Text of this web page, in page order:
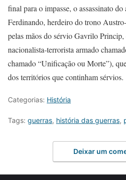
final para o impasse, o assassinato
Ferdinando, herdeiro do trono
pelas mãos do sérvio Gavrilo
nacionalista-terrorista armado
chamado “Unificação ou Morte”),
dos territórios que continham sérvios.
Categorias: História
Tags: guerras, história das guerras,
Deixar um